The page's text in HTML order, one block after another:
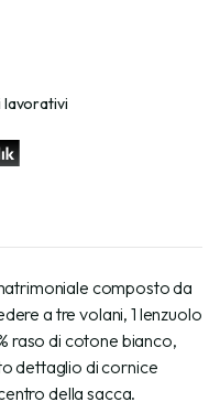
lavorativi
composto da
a tre volani, 1 lenzuolo
raso di cotone bianco,
dettaglio di cornice
della sacca.